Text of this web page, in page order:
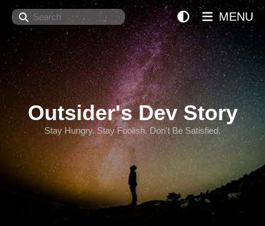
Search
Outsider's Dev Story
Stay Hungry. Stay Foolish. Don't Be Satisfied.
MENU